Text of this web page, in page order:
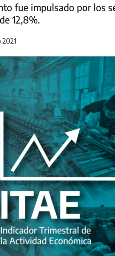
fue impulsado por los
12,8%.
2021